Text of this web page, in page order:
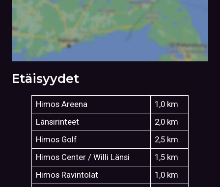
Etäisyydet
Himos Areena
1,0 km
Länsirinteet
2,0 km
Himos Golf
2,5 km
Himos Center / Willi Länsi
1,5 km
Himos Ravintolat
1,0 km